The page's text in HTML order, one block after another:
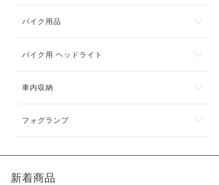
バイク用品
バイク用 ヘッドライト
車内収納
フォグランプ
新着商品